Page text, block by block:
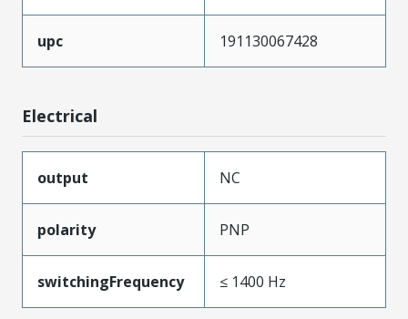
upc 191130067428
Electrical
output NC
polarity PNP
switchingFrequency ≤ 1400 Hz